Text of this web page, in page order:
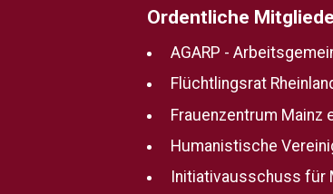
Ordentliche
AGARP -
Flüchtlingsrat
Frauenzentrum Mainz
Humanistische
Initiativausschuss für